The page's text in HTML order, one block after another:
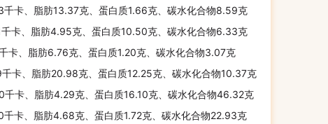
卡、脂肪13.37克、蛋白质1.66克、碳水化合物8.59克
卡、脂肪4.95克、蛋白质10.50克、碳水化合物6.33克
卡、脂肪6.76克、蛋白质1.20克、碳水化合物3.07克
卡、脂肪20.98克、蛋白质12.25克、碳水化合物10.37克
卡、脂肪4.29克、蛋白质16.10克、碳水化合物46.32克
卡、脂肪4.68克、蛋白质1.72克、碳水化合物22.93克